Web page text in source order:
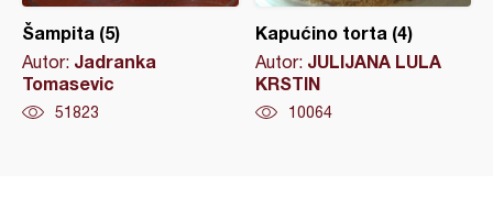
Šampita (5)
Autor: Jadranka
Tomasevic
51823
Kapućino torta (4)
Autor: JULIJANA LULA
KRSTIN
10064